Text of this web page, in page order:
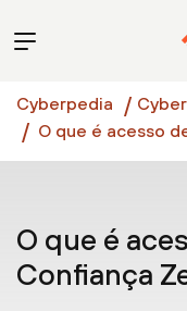
Cyberpedia
O que é acesso
O que é
Confiança